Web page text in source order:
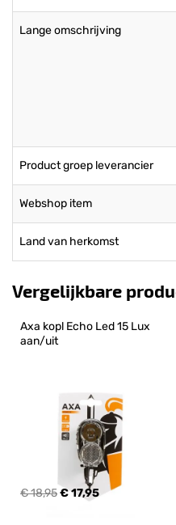
Lange omschrijving
Product groep leverancier
Webshop item
Land van herkomst
Vergelijkbare
Axa kopl Echo Led 15 Lux
aan/uit
€ 18,95€ 17,95